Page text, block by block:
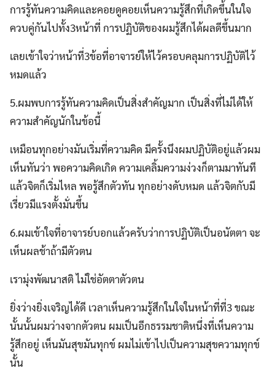
การรู้ทันความคิดและคอยดูคอยเห็นความรู้สึกที่เกิดขึ้นในใจ
ควบคู่กันไปทั้ง3หน้าที่ การปฏิบัติของผมรู้สึกได้ผลดีขึ้นมาก
เลยเข้าใจว่าหน้าที่3ข้อที่อาจารย์ให้ไว้ครอบคลุมการปฏิบัติไว้
หมดแล้ว
5.ผมพบการรู้ทันความคิดเป็นสิ่งสำคัญมาก เป็นสิ่งที่ไม่ได้ให้
ความสำคัญนักในข้อนี้
เหมือนทุกอย่างมันเริ่มที่ความคิด มีครั้งนึงผมปฏิบัติอยู่แล้วผม
เห็นทันว่า พอความคิดเกิด ความเคลิ้มความง่วงก็ตามมาทันที
แล้วจิตก็เริ่มไหล พอรู้สึกตัวทัน ทุกอย่างดับหมด แล้วจิตกับมี
เรี่ยวมีแรงตั้งมั่นขึ้น
6.ผมเข้าใจที่อาจารย์บอกแล้วครับว่าการปฏิบัติเป็นอนัตตา จะ
เห็นผลช้าถ้ามีตัวตน
เรามุ่งพัฒนาสติ ไม่ใช่อัตตาตัวตน
ยิ่งว่างยิ่งเจริญได้ดี เวลาเห็นความรู้สึกในใจในหน้าที่ที่3 ขณะ
นั้นนั้นผมว่างจากตัวตน ผมเป็นอีกธรรมชาติหนึ่งที่เห็นความ
รู้สึกอยู่ เห็นมันสุขมันทุกข์ ผมไม่เข้าไปเป็นความสุขความทุกข์
นั้น